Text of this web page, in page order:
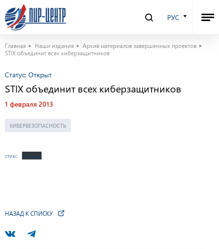
РУС
Главная Наши издания
Архив материалов завершенных проектов
STIX объединит всех киберзащитников
Статус: Открыт
STIX объединит всех киберзащитников
1 февраля 2013
КИБЕРБЕЗОПАСНОСТЬ
стикс Скачать
НАЗАД К СПИСКУ